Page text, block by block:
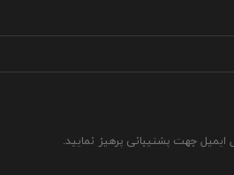
ایمیل جهت پشتیبانی پرهیز نمایید.